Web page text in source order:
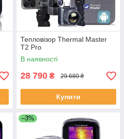
Тепловізор Thermal Master
T2 Pro
В наявності
28 790 ₴ 29 680 ₴
Купити
–3%